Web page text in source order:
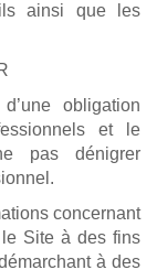
ainsi que les
obligation
et le
pas dénigrer
concernant
le Site à des fins
à des